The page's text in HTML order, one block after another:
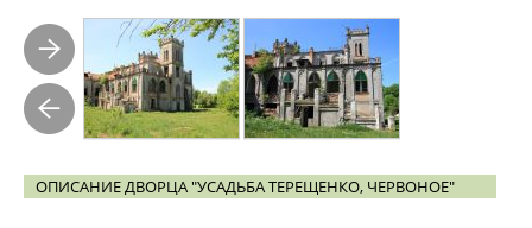
ОПИСАНИЕ ДВОРЦА "УСАДЬБА ТЕРЕЩЕНКО, ЧЕРВОНОЕ"